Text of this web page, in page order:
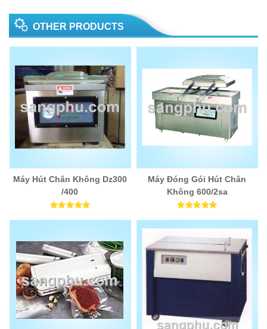
OTHER PRODUCTS
Máy Hút Chân Không Dz300
/400
Máy Đóng Gói Hút Chân
Không 600/2sa